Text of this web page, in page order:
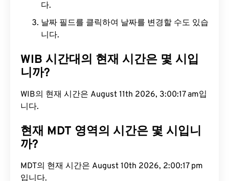
다.
날짜 필드를 클릭하여 날짜를 변경할 수도 있습
니다.
WIB 시간대의 현재 시간은 몇 시입
니까?
WIB의 현재 시간은 August 11th 2026, 3:00:18 am입
니다.
현재 MDT 영역의 시간은 몇 시입니
까?
MDT의 현재 시간은 August 10th 2026, 2:00:18 pm
입니다.